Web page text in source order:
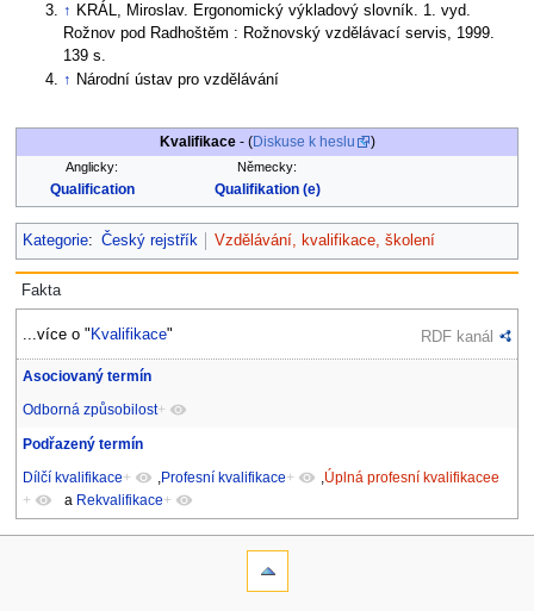
↑ KRÁL, Miroslav. Ergonomický výkladový slovník. 1. vyd.
Rožnov pod Radhoštěm : Rožnovský vzdělávací servis, 1999.
139 s.
↑ Národní ústav pro vzdělávání
Kvalifikace- (Diskuse k heslu )
Anglicky: Německy:
Qualification Qualifikation (e)
Kategorie: Český rejstřík Vzdělávání, kvalifikace, školení
Fakta
...více o " Kvalifikace" RDF kanál
Asociovaný termín
Odborná způsobilost+
Podřazený termín
Dílčí kvalifikace+ ,Profesní kvalifikace+ ,Úplná profesní kvalifikacee
+
a Rekvalifikace+